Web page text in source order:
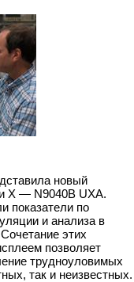
новый
X — N9040B UXA.
показатели по
и анализа в
этих
позволяет
трудноуловимых
так и неизвестных.